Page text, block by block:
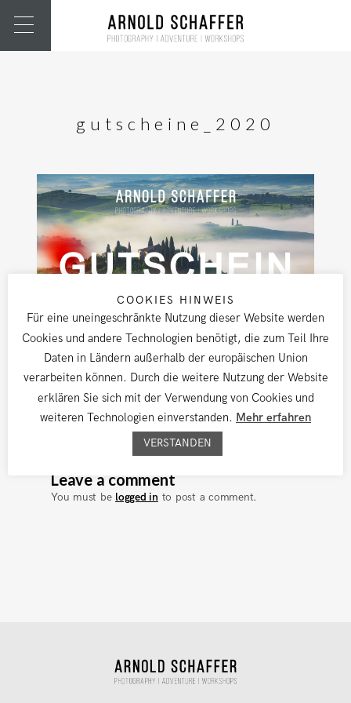
gutscheine_2020
Leave a comment
You must be logged in to post a comment.
COOKIES HINWEIS
Für eine uneingeschränkte Nutzung dieser Website werden
Cookies und andere Technologien benötigt, die zum Teil Ihre
Daten in Ländern außerhalb der europäischen Union
verarbeiten können. Durch die weitere Nutzung der Website
erklären Sie sich mit der Verwendung von Cookies und
weiteren Technologien einverstanden. Mehr erfahren
VERSTANDEN